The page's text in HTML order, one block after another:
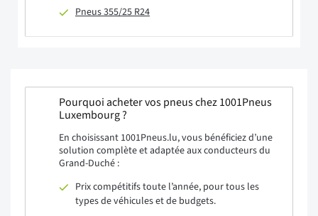
Pneus 355/25 R24
Pourquoi acheter vos pneus chez 1001Pneus
Luxembourg ?
En choisissant 1001Pneus.lu, vous bénéficiez d’une
solution complète et adaptée aux conducteurs du
Grand-Duché :
Prix compétitifs toute l’année, pour tous les
types de véhicules et de budgets.